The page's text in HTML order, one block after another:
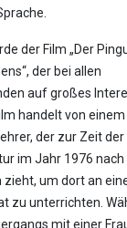
der Film „Der
der bei allen
auf großes
handelt von einem
der zur Zeit der
im Jahr 1976 nach
zieht, um dort an
zu unterrichten.
mit einer